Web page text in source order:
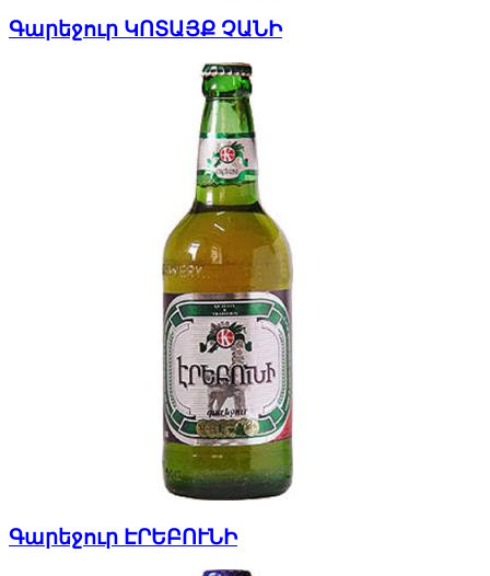
Գարեջուր ԿՈՏԱՅՔ ՉԱՆԻ
Գարեջուր ԷՐԵԲՈՒՆԻ